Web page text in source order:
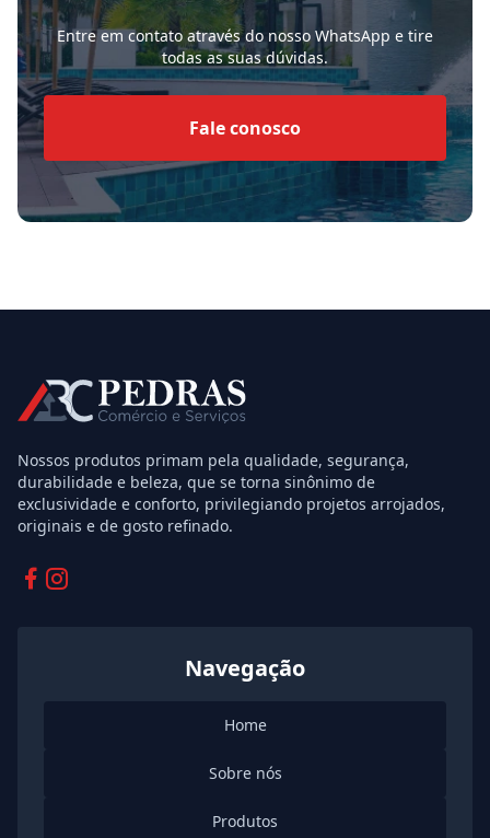
Entre em contato através do nosso WhatsApp e tire
todas as suas dúvidas.
Fale conosco
Nossos produtos primam pela qualidade, segurança,
durabilidade e beleza, que se torna sinônimo de
exclusividade e conforto, privilegiando projetos arrojados,
originais e de gosto refinado.
Facebook
Navegação
Home
Sobre nós
Produtos